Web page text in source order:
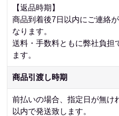
【返品時期】
商品到着後7日以内にご連絡
なります。
送料・手数料ともに弊社負担
ます。
商品引渡し時期
前払いの場合、指定日が無け
以内で発送致します。